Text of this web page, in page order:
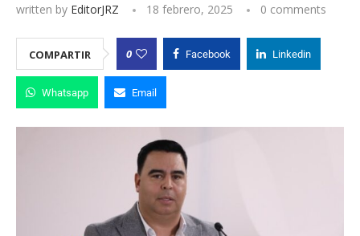
written by EditorJRZ 18 febrero, 2025 0 comments
COMPARTIR 0 Facebook Linkedin
Whatsapp Email